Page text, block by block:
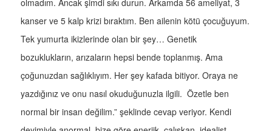
olmadım. Ancak şimdi sıkı durun. Arkamda 56 ameliyat, 3
kanser ve 5 kalp krizi bıraktım. Ben ailenin kötü çocuğuyum.
Tek yumurta ikizlerinde olan bir şey… Genetik
bozuklukların, arızaların hepsi bende toplanmış. Ama
çoğunuzdan sağlıklıyım. Her şey kafada bitiyor. Oraya ne
yazdığınız ve onu nasıl okuduğunuzla ilgili. Özetle ben
normal bir insan değilim.” şeklinde cevap veriyor. Kendi